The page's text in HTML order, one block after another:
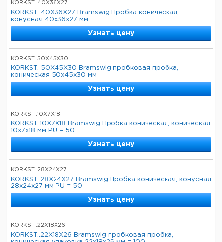
KORKST. 40X36X27
KORKST. 40X36X27 Bramswig Пробка коническая,
конусная 40x36x27 мм
Узнать цену
KORKST. 50X45X30
KORKST. 50X45X30 Bramswig пробковая пробка,
коническая 50x45x30 мм
Узнать цену
KORKST..10X7X18
KORKST..10X7X18 Bramswig Пробка коническая, коническая
10x7x18 мм PU = 50
Узнать цену
KORKST..28X24X27
KORKST..28X24X27 Bramswig Пробка коническая, конусная
28x24x27 мм PU = 50
Узнать цену
KORKST..22X18X26
KORKST..22X18X26 Bramswig пробковая пробка,